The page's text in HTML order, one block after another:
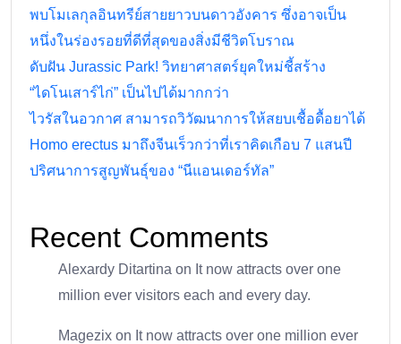
พบโมเลกุลอินทรีย์สายยาวบนดาวอังคาร ซึ่งอาจเป็น
หนึ่งในร่องรอยที่ดีที่สุดของสิ่งมีชีวิตโบราณ
ดับฝัน Jurassic Park! วิทยาศาสตร์ยุคใหม่ชี้สร้าง
“ไดโนเสาร์ไก่” เป็นไปได้มากกว่า
ไวรัสในอวกาศ สามารถวิวัฒนาการให้สยบเชื้อดื้อยาได้
Homo erectus มาถึงจีนเร็วกว่าที่เราคิดเกือบ 7 แสนปี
ปริศนาการสูญพันธุ์ของ “นีแอนเดอร์ทัล”
Recent Comments
Alexardy Ditartina on It now attracts over one
million ever visitors each and every day.
Magezix on It now attracts over one million ever